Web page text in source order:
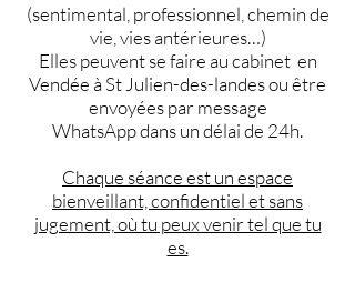
(sentimental, professionnel, chemin de
vie, vies antérieures…)
Elles peuvent se faire au cabinet en
Vendée à St Julien-des-landes ou être
envoyées par message
WhatsApp dans un délai de 24h.
Chaque séance est un espace
bienveillant, confidentiel et sans
jugement, où tu peux venir tel que tu
es.